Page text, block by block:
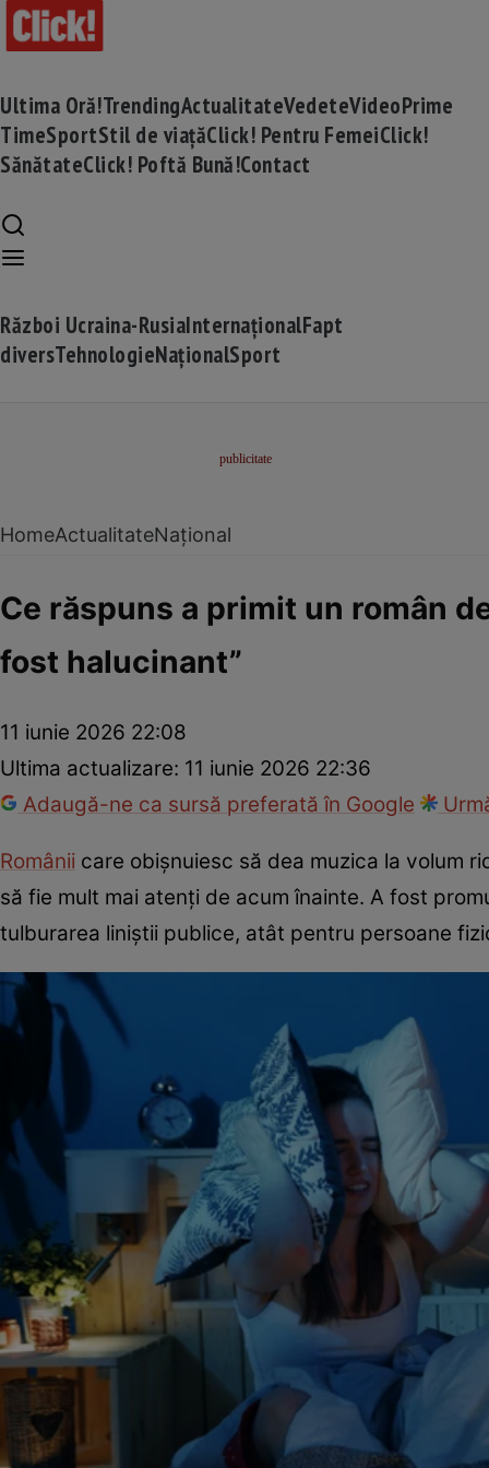
Ultima Oră!TrendingActualitateVedeteVideoPrime
TimeSportStil de viațăClick! Pentru FemeiClick!
SănătateClick! Poftă Bună!Contact
Război Ucraina-RusiaInternaționalFapt
diversTehnologieNaționalSport
HomeActualitateNațional
Ce răspuns a primit un român
fost halucinant”
11 iunie 2026 22:08
Ultima actualizare: 11 iunie 2026 22:36
Adaugă-ne ca sursă preferată în Google
Românii care obișnuiesc să dea muzica la volum
să fie mult mai atenți de acum înainte. A fost
tulburarea liniștii publice, atât pentru persoane